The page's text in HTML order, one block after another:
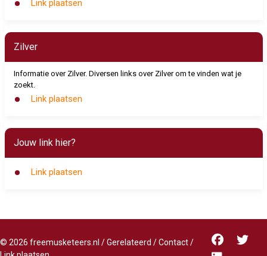
Link plaatsen
Zilver
Informatie over Zilver. Diversen links over Zilver om te vinden wat je
zoekt.
Link plaatsen
Jouw link hier?
Link plaatsen
© 2026 freemusketeers.nl /Gerelateerd /Contact/